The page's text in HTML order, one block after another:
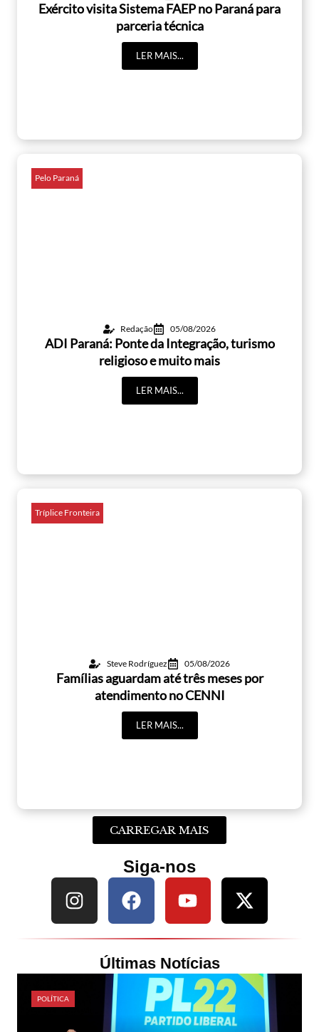
Exército visita Sistema FAEP no Paraná para
parceria técnica
LER MAIS...
Pelo Paraná
Redação 05/08/2026
ADI Paraná: Ponte da Integração, turismo
religioso e muito mais
LER MAIS...
Tríplice Fronteira
Steve Rodríguez 05/08/2026
Famílias aguardam até três meses por
atendimento no CENNI
LER MAIS...
CARREGAR MAIS
Siga-nos
Últimas Notícias
POLÍTICA